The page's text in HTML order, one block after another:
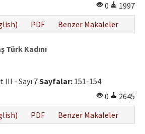
0
1997
PDF Benzer Makaleler
Türk Kadını
III - Sayı 7Sayfalar: 151-154
0
2645
PDF Benzer Makaleler